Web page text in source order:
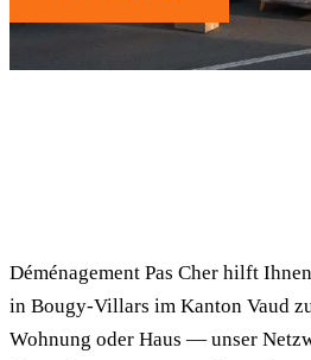
Déménagement Pas Cher hilft
in Bougy-Villars im Kanton Vaud
Wohnung oder Haus — unser